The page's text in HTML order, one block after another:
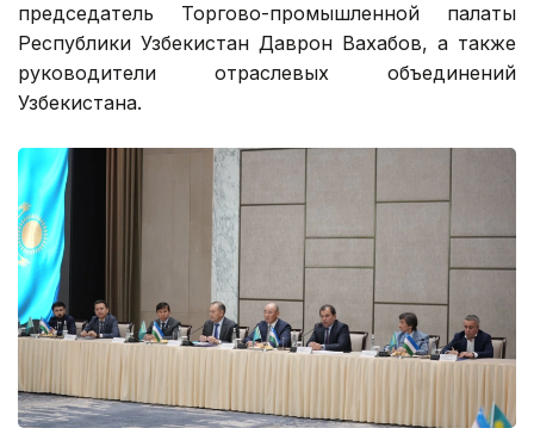
председатель Торгово-промышленной палаты
Республики Узбекистан Даврон Вахабов, а также
руководители отраслевых объединений
Узбекистана.